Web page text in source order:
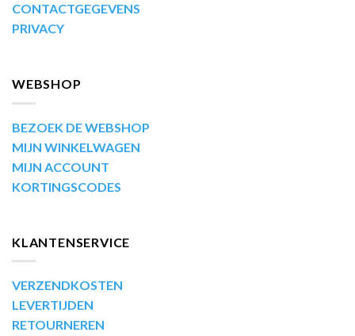
CONTACTGEGEVENS
PRIVACY
WEBSHOP
BEZOEK DE WEBSHOP
MIJN WINKELWAGEN
MIJN ACCOUNT
KORTINGSCODES
KLANTENSERVICE
VERZENDKOSTEN
LEVERTIJDEN
RETOURNEREN